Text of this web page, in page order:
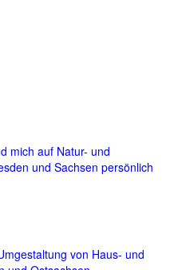
mich auf Natur- und
und Sachsen persönlich
von Haus- und